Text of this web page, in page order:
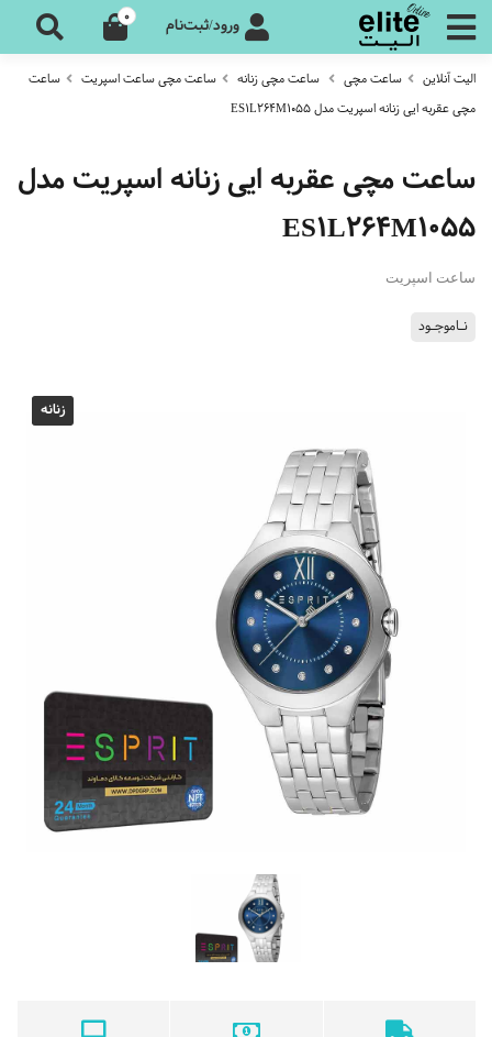
ورود/ثبت‌نام 0
الیت آنلاین ساعت مچی ساعت مچی زنانه ساعت مچی ساعت اسپریت
ساعت
مچی عقربه ایی زنانه اسپریت مدل ES1L264M1055
ساعت مچی عقربه ایی زنانه اسپریت مدل
ES1L264M1055
ساعت اسپریت
نـاموجـود
زنانه